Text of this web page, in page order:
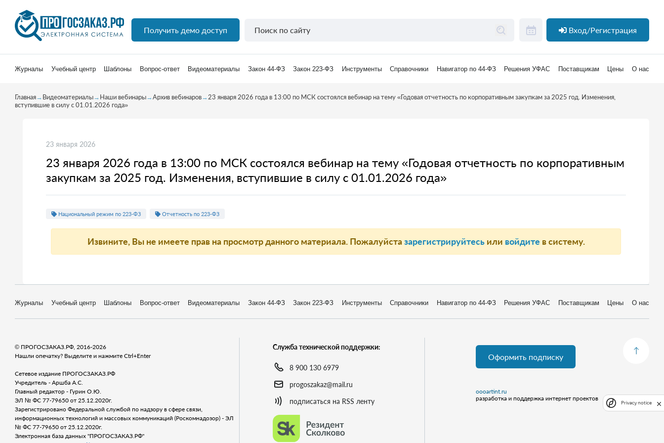
Получить демо доступ Вход/Регистрация
Журналы Учебный центр Шаблоны Вопрос-ответ Видеоматериалы Закон 44-ФЗ Закон 223-ФЗ Инструменты Справочники Навигатор по 44-ФЗ Решения УФАС Поставщикам Цены О нас
Главная→Видеоматериалы→Наши вебинары→Архив вебинаров→23 января 2026 года в 13:00 по МСК состоялся вебинар на тему «Годовая отчетность по корпоративным закупкам за 2025 год. Изменения,
вступившие в силу с 01.01.2026 года»
23 января 2026
23 января 2026 года в 13:00 по МСК состоялся вебинар на тему «Годовая отчетность по корпоративным
закупкам за 2025 год. Изменения, вступившие в силу с 01.01.2026 года»
Национальный режим по 223-ФЗ Отчетность по 223-ФЗ
Извините, Вы не имеете прав на просмотр данного материала. Пожалуйстазарегистрируйтесьили войдите в систему.
Журналы Учебный центр Шаблоны Вопрос-ответ Видеоматериалы Закон 44-ФЗ Закон 223-ФЗ Инструменты Справочники Навигатор по 44-ФЗ Решения УФАС Поставщикам Цены О нас
© ПРОГОСЗАКАЗ.РФ, 2016-2026
Нашли опечатку? Выделите и нажмите Ctrl+Enter
Сетевое издание ПРОГОСЗАКАЗ.РФ
Учредитель - Аршба А.С.
Главный редактор - Гурин О.Ю.
ЭЛ № ФС 77-79650 от 25.12.2020г.
Зарегистрировано Федеральной службой по надзору в сфере связи,
информационных технологий и массовых коммуникаций (Роскомнадозор) - ЭЛ
№ ФС 77-79650 от 25.12.2020г.
Электронная база данных "ПРОГОСЗАКАЗ.РФ"
Служба технической поддержки:
8 900 130 6979
progoszakaz@mail.ru
подписаться на RSS ленту
Оформить подписку
oooartint.ru
разработка и поддержка интернет проектов
Privacy notice